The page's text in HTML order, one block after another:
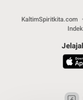
KaltimSpiritkita.com